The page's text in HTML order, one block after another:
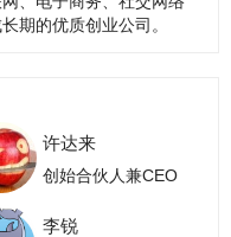
期的优质创业公司。
许达来
创始合伙人兼CEO
李锐